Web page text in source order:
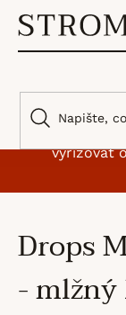
obsah
🌿 I my jsme
9. srpna
vyřizovat
Drops
- mlžný